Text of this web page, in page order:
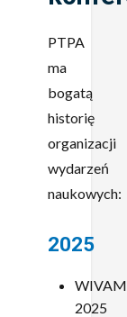
PTPA
ma
bogatą
historię
organizacji
wydarzeń
naukowych:
2025
WIVAM
2025